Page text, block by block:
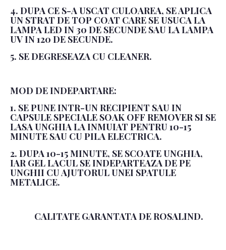
4. DUPA CE S-A USCAT CULOAREA, SE APLICA
UN STRAT DE TOP COAT CARE SE USUCA LA
LAMPA LED IN 30 DE SECUNDE SAU LA LAMPA
UV IN 120 DE SECUNDE.
5. SE DEGRESEAZA CU CLEANER.
MOD DE INDEPARTARE:
1. SE PUNE INTR-UN RECIPIENT SAU IN
CAPSULE SPECIALE SOAK OFF REMOVER SI SE
LASA UNGHIA LA INMUIAT PENTRU 10-15
MINUTE SAU CU PILA ELECTRICA.
2. DUPA 10-15 MINUTE, SE SCOATE UNGHIA,
IAR GEL LACUL SE INDEPARTEAZA DE PE
UNGHII CU AJUTORUL UNEI SPATULE
METALICE.
CALITATE GARANTATA DE ROSALIND.